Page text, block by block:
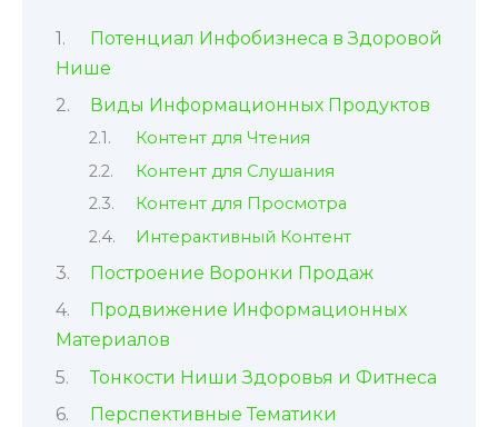
Потенциал Инфобизнеса в Здоровой
Нише
Виды Информационных Продуктов
Контент для Чтения
Контент для Слушания
Контент для Просмотра
Интерактивный Контент
Построение Воронки Продаж
Продвижение Информационных
Материалов
Тонкости Ниши Здоровья и Фитнеса
Перспективные Тематики